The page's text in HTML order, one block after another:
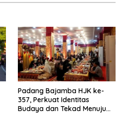
Padang Bajamba HJK ke-
357, Perkuat Identitas
Budaya dan Tekad Menuju